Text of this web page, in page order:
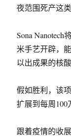
夜范围死产这
Sona
米手艺开辟，
以出成果的核酸
假如胜利，该
扩展到每周100
跟着疫情的收